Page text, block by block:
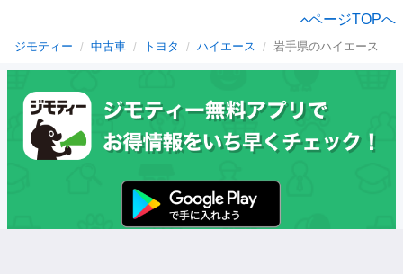
ページTOPへ
ジモティー 中古車 トヨタ ハイエース 岩手県のハイエース